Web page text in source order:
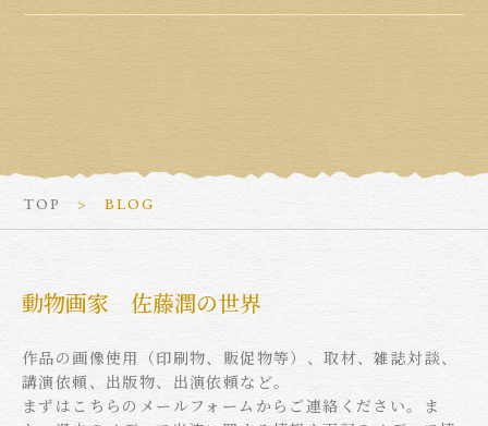
TOP BLOG
動物画家 佐藤潤の世界
作品の画像使用（印刷物、販促物等）、取材、雑誌対談、
講演依頼、出版物、出演依頼など。
まずはこちらのメールフォームからご連絡ください。ま